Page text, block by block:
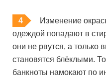
Изменение
одеждой попадают в
они не рвутся, а только
становятся блёклыми.
банкноты намокают по